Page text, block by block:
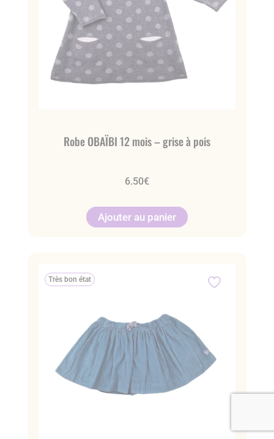
Robe OBAÏBI 12 mois – grise à pois
6.50€
Ajouter au panier
Très bon état